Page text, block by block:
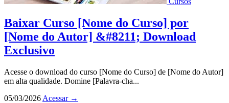
Baixar Curso [Nome do Curso] por
[Nome do Autor] &#8211; Download
Exclusivo
Acesse o download do curso [Nome do Curso] de [Nome do Autor]
em alta qualidade. Domine [Palavra-cha...
05/03/2026 Acessar →